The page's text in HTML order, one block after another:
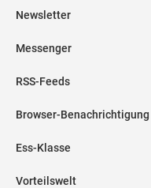
Newsletter
Messenger
RSS-Feeds
Browser-Benachrichtigung
Ess-Klasse
Vorteilswelt